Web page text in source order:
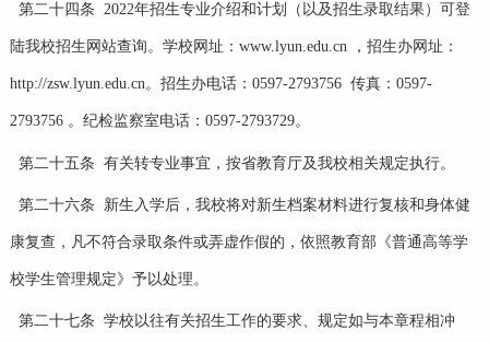
第二十四条 2022年招生专业介绍和计划（以及招生录取结果）可登
陆我校招生网站查询。学校网址：www.lyun.edu.cn ，招生办网址：
http://zsw.lyun.edu.cn。招生办电话：0597-2793756 传真：0597-
2793756 。纪检监察室电话：0597-2793729。
第二十五条 有关转专业事宜，按省教育厅及我校相关规定执行。
第二十六条 新生入学后，我校将对新生档案材料进行复核和身体健
康复查，凡不符合录取条件或弄虚作假的，依照教育部《普通高等学
校学生管理规定》予以处理。
第二十七条 学校以往有关招生工作的要求、规定如与本章程相冲